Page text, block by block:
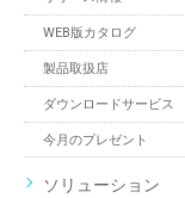
WEB版カタログ
製品取扱店
ダウンロードサービス
今月のプレゼント
ソリューション